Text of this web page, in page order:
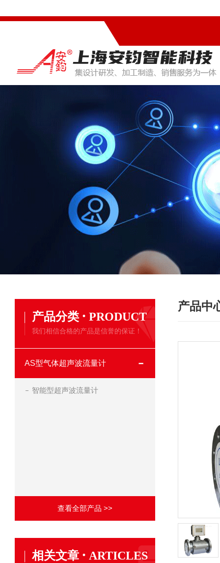
产品分类 · PRODUCT
我们相信合格的产品是信誉的保证！
AS型气体超声波流量计
智能型超声波流量计
查看全部产品 >>
相关文章 · ARTICLES
产品中